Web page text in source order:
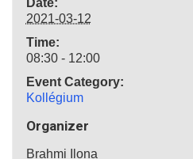
2021-03-12
Time:
08:30 - 12:00
Event Category:
Kollégium
Organizer
Brahmi Ilona